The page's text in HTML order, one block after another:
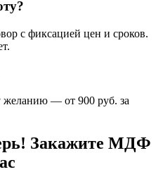
с фиксацией цен и сроков.
— от 900 руб. за
Закажите МДФ